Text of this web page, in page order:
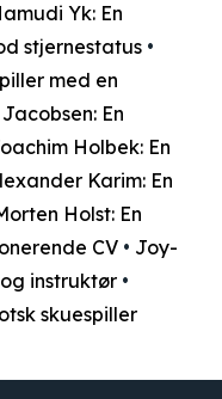
Yk: En
stjernestatus •
med en
En
Holbek: En
Karim: En
Holst: En
CV • Joy-
instruktør •
skuespiller